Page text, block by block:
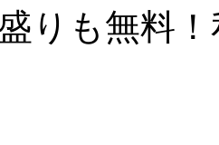
りも無料